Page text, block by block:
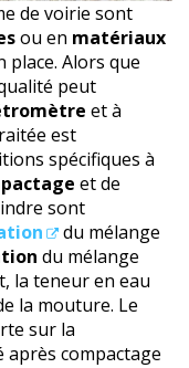
de voirie sont
ou en matériaux
Alors que
peut
et à
est
spécifiques à
et de
sont
du mélange
du mélange
la teneur en eau
la mouture. Le
sur la
après compactage